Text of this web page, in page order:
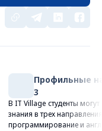
Профильные
3
В IT Village студенты
знания в трех
программирование и